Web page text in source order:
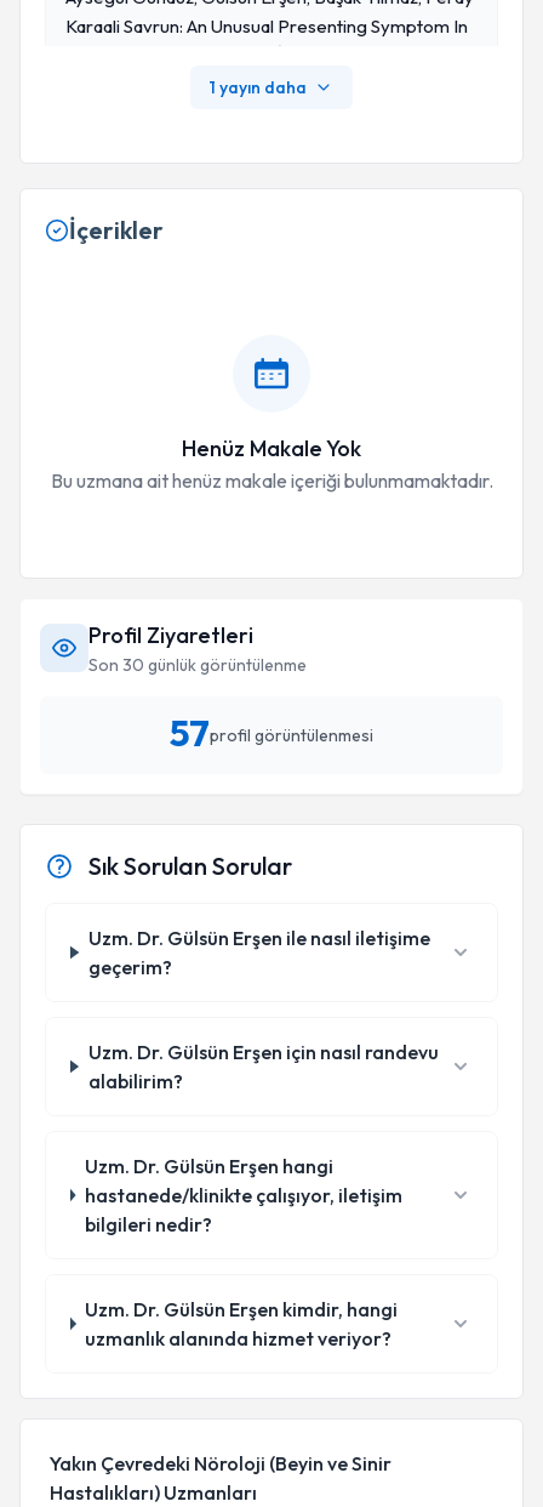
Karaali Savrun: An Unusual Presenting Symptom In
Lopathy: Facial Pruritus. Turk J Neurol.2015;21(2): 74
1 yayın daha
İçerikler
Henüz Makale Yok
Bu uzmana ait henüz makale içeriği bulunmamaktadır.
Profil Ziyaretleri
Son 30 günlük görüntülenme
57profil görüntülenmesi
Sık Sorulan Sorular
Uzm. Dr. Gülsün Erşen ile nasıl iletişime
geçerim?
Uzm. Dr. Gülsün Erşen için nasıl randevu
alabilirim?
Uzm. Dr. Gülsün Erşen hangi
hastanede/klinikte çalışıyor, iletişim
bilgileri nedir?
Uzm. Dr. Gülsün Erşen kimdir, hangi
uzmanlık alanında hizmet veriyor?
Yakın Çevredeki Nöroloji (Beyin ve Sinir
Hastalıkları) Uzmanları